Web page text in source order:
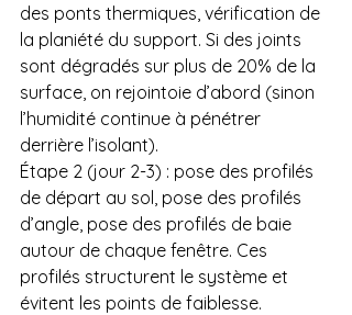
des ponts thermiques, vérification de
la planiété du support. Si des joints
sont dégradés sur plus de 20% de la
surface, on rejointoie d’abord (sinon
l’humidité continue à pénétrer
derrière l’isolant).
Étape 2 (jour 2-3) : pose des profilés
de départ au sol, pose des profilés
d’angle, pose des profilés de baie
autour de chaque fenêtre. Ces
profilés structurent le système et
évitent les points de faiblesse.